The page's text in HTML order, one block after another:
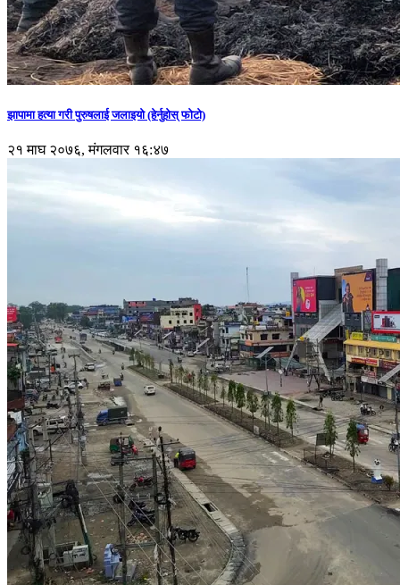
झापामा हत्या गरी पुरुषलाई जलाइयो (हेर्नुहाेस् फाेटाे)
२१ माघ २०७६, मंगलवार १६:४७